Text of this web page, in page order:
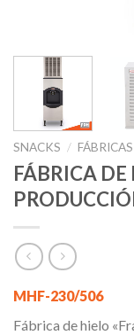
SNACKS /
FÁBRICA DE
MHF-230/506
Fábrica de hielo